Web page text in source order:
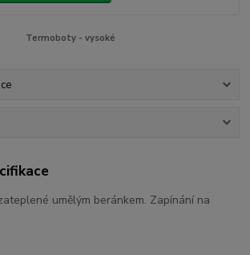
Termoboty - vysoké
umělým beránkem. Zapínání na